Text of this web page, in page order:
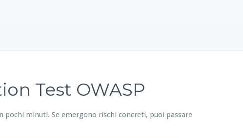
Test OWASP
pochi minuti. Se emergono rischi concreti, puoi passare